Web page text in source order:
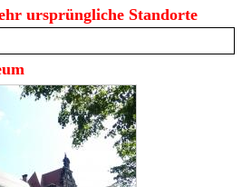
ursprüngliche Standorte